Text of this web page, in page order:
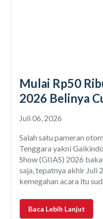
Mulai Rp50
2026 Belinya
Juli 06, 2026
Salah satu pameran
Tenggara yakni
Show (GIIAS) 2026
saja, tepatnya akhir Juli
kemegahan acara itu
diperkirakan
penyelenggaraan
Baca Lebih Lanjut